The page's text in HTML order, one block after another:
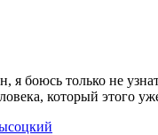
я боюсь только не
который этого